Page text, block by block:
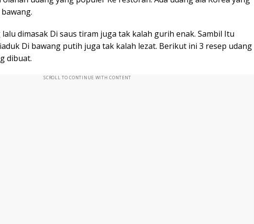
dimasak Di saus tiram juga tak kalah gurih enak. Sambil Itu
Di bawang putih juga tak kalah lezat. Berikut ini 3 resep udang
dibuat.
SCROLL TO CONTINUE WITH CONTENT